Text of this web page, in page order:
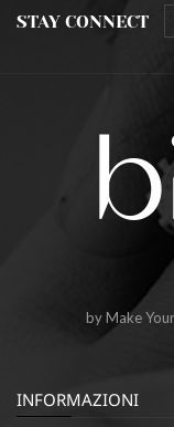
STAY CONNECT
by Make
INFORMAZIONI